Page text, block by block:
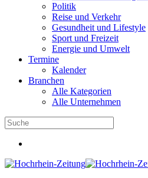
Politik
Reise und Verkehr
Gesundheit und Lifestyle
Sport und Freizeit
Energie und Umwelt
Termine
Kalender
Branchen
Alle Kategorien
Alle Unternehmen